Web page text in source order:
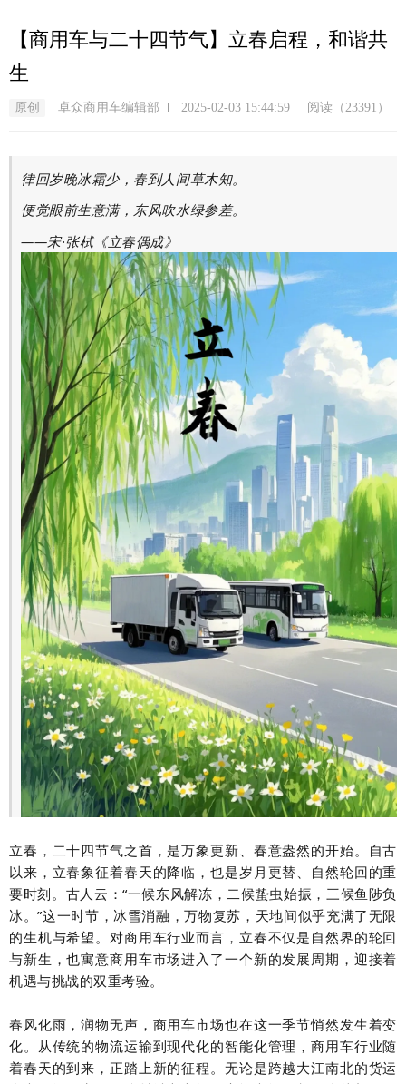
转
到
内
【商用车与二十四节气】立春启程，和谐共
生
原创 卓众商用车编辑部 2025-02-03 15:44:59 阅读（23391）
律回岁晚冰霜少，春到人间草木知。
便觉眼前生意满，东风吹水绿参差。
——宋·张栻《立春偶成》
立春，二十四节气之首，是万象更新、春意盎然的开始。自古
以来，立春象征着春天的降临，也是岁月更替、自然轮回的重
要时刻。古人云：“一候东风解冻，二候蛰虫始振，三候鱼陟负
冰。”这一时节，冰雪消融，万物复苏，天地间似乎充满了无限
的生机与希望。对商用车行业而言，立春不仅是自然界的轮回
与新生，也寓意商用车市场进入了一个新的发展周期，迎接着
机遇与挑战的双重考验。
春风化雨，润物无声，商用车市场也在这一季节悄然发生着变
化。从传统的物流运输到现代化的智能化管理，商用车行业随
着春天的到来，正踏上新的征程。无论是跨越大江南北的货运